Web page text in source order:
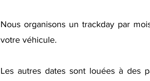
Nous organisons un trackday par
votre véhicule.
Les autres dates sont louées à des